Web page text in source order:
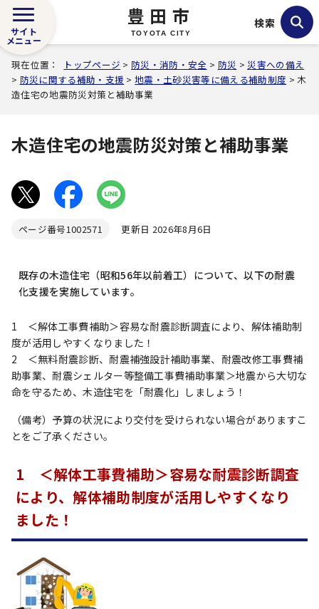
豊田市
TOYOTA CITY
サイト
メニュー
検索
現在位置： トップページ > 防災・消防・安全 > 防災 > 災害への備え
> 防災に関する補助・支援 >地震・土砂災害等に備える補助制度 > 木
造住宅の地震防災対策と補助事業
木造住宅の地震防災対策と補助事業
ページ番号1002571 更新日 2026年8月6日
既存の木造住宅（昭和56年以前着工）について、以下の耐震
化支援を実施しています。
1 ＜解体工事費補助＞容易な耐震診断調査により、解体補助制
度が活用しやすくなりました！
2 ＜無料耐震診断、耐震補強設計補助事業、耐震改修工事費補
助事業、耐震シェルター等整備工事費補助事業＞地震から大切な
命を守るため、木造住宅を「耐震化」しましょう！
（備考）予算の状況により交付を受けられない場合がありますこ
とをご了承ください。
1 ＜解体工事費補助＞容易な耐震診断調査
により、解体補助制度が活用しやすくなり
ました！